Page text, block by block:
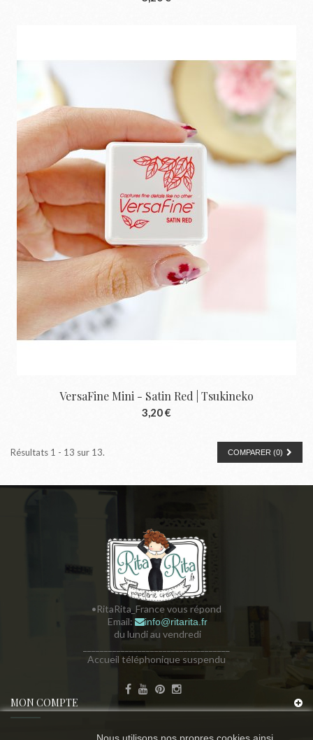
VersaFine Mini - Satin Red | Tsukineko
3,20 €
COMPARER (0)
Résultats 1 - 13 sur 13.
•RitaRita_France vous répond
Email:
info@ritarita.fr
du lundi au vendredi
Accueil téléphonique suspendu
MON COMPTE